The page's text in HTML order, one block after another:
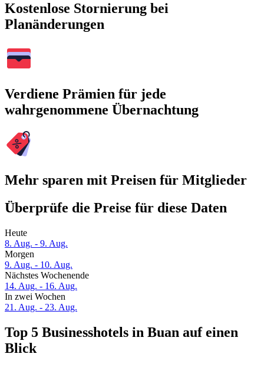
Kostenlose Stornierung bei
Planänderungen
Verdiene Prämien für jede
wahrgenommene Übernachtung
Mehr sparen mit Preisen für Mitglieder
Überprüfe die Preise für diese Daten
Heute
8. Aug. - 9. Aug.
Morgen
9. Aug. - 10. Aug.
Nächstes Wochenende
14. Aug. - 16. Aug.
In zwei Wochen
21. Aug. - 23. Aug.
Top 5 Businesshotels in Buan auf einen
Blick